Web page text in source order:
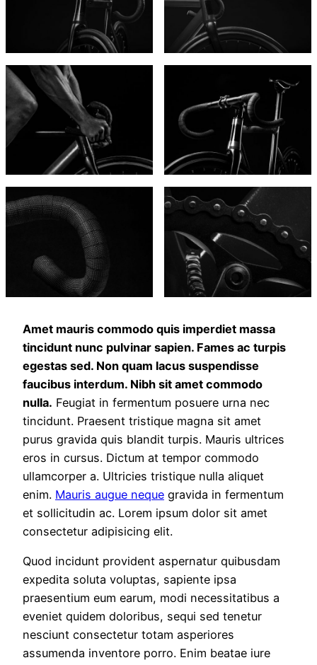
Amet mauris commodo quis imperdiet massa
tincidunt nunc pulvinar sapien. Fames ac turpis
egestas sed. Non quam lacus suspendisse
faucibus interdum. Nibh sit amet commodo
nulla. Feugiat in fermentum posuere urna nec
tincidunt. Praesent tristique magna sit amet
purus gravida quis blandit turpis. Mauris ultrices
eros in cursus. Dictum at tempor commodo
ullamcorper a. Ultricies tristique nulla aliquet
enim. Mauris augue neque gravida in fermentum
et sollicitudin ac. Lorem ipsum dolor sit amet
consectetur adipisicing elit.
Quod incidunt provident aspernatur quibusdam
expedita soluta voluptas, sapiente ipsa
praesentium eum earum, modi necessitatibus a
eveniet quidem doloribus, sequi sed tenetur
nesciunt consectetur totam asperiores
assumenda inventore porro. Enim beatae iure